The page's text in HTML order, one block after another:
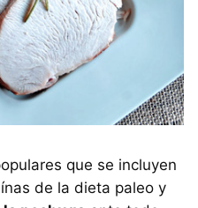
que se incluyen
de la dieta paleo y